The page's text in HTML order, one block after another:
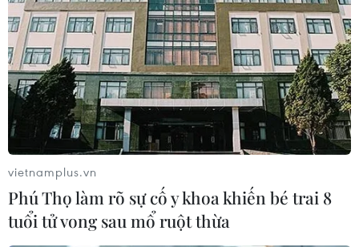
vietnamplus.vn
Phú Thọ làm rõ sự cố y khoa khiến bé trai 8
tuổi tử vong sau mổ ruột thừa